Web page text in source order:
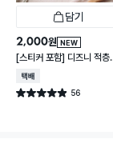
담기
NEW
2,000원
[스티커 포함] 디즈니 적층
가능한 말랑핏 2.7 L 아이보
택배배송
별점 4.9점 56
건 작성